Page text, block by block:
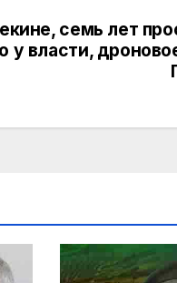
семь лет
у власти,